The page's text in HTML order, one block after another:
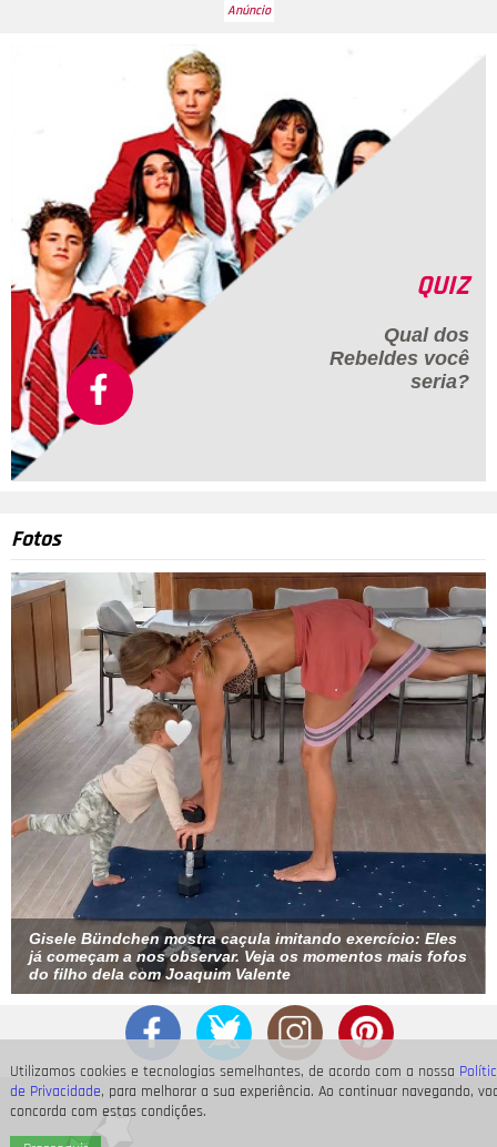
Utilizamos cookies e tecnologias semelhantes, de acordo com a nossa
de Privacidade, para melhorar a sua experiência. Ao continuar navegando,
concorda com estas condições.
QUIZ
Qual dos
Rebeldes você
seria?
Fotos
Gisele Bündchen mostra caçula imitando exercício: Eles
já começam a nos observar. Veja os momentos mais fofos
do filho dela com Joaquim Valente